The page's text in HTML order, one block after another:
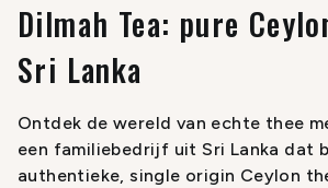
Dilmah Tea: pure
Sri Lanka
Ontdek de wereld van echte thee
een familiebedrijf uit Sri Lanka dat
authentieke, single origin Ceylon